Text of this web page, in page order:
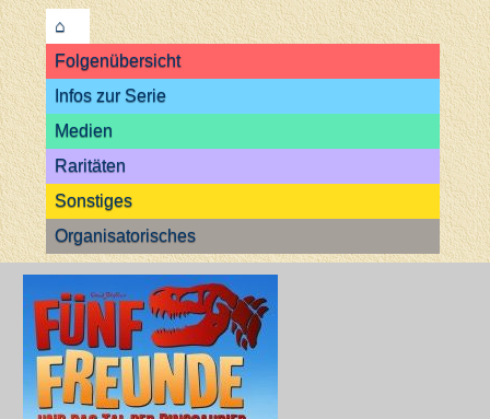
⌂
Folgenübersicht
Infos zur Serie
Medien
Raritäten
Sonstiges
Organisatorisches